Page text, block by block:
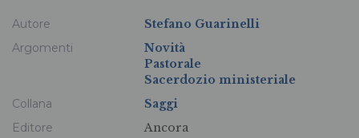
Autore
Stefano Guarinelli
Argomenti
Novità
Pastorale
Sacerdozio ministeriale
Collana
Saggi
Editore
Ancora